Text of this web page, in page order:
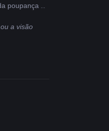
poupança
a visão